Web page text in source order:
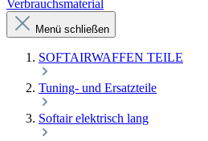
Verbrauchsmaterial
Menü schließen
SOFTAIRWAFFEN TEILE
Tuning- und Ersatzteile
Softair elektrisch lang